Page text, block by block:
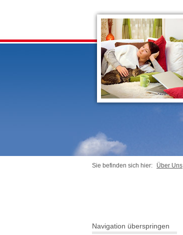
Sie befinden sich hier: Über Uns
Navigation überspringen